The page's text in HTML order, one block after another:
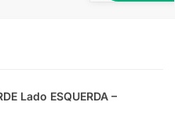
Lado ESQUERDA –